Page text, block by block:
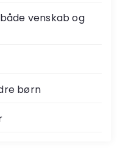
venskab og
børn